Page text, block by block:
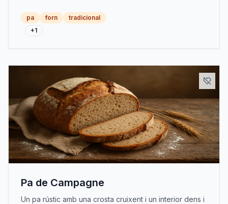
pa forn
tradicional
+1
Pa de Campagne
Un pa rústic amb una crosta cruixent i un interior dens i